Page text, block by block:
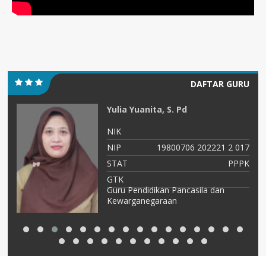
DAFTAR GURU
Yulia Yuanita, S. Pd
NIK
NIP
19800706 202221 2 017
STAT
PPPK
GTK
Guru Pendidikan Pancasila dan
Kewarganegaraan